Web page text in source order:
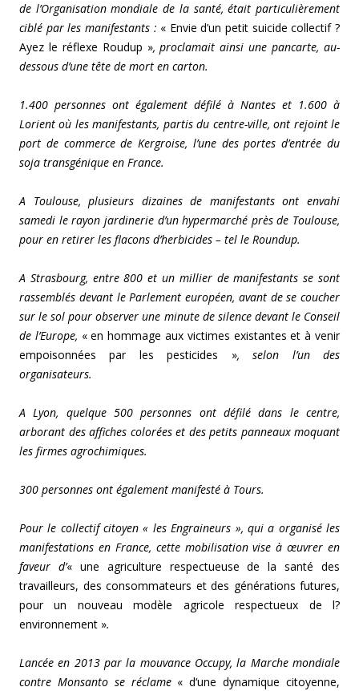
de l’Organisation mondiale de la santé, était particulièrement
ciblé par les manifestants : « Envie d’un petit suicide collectif ?
Ayez le réflexe Roudup », proclamait ainsi une pancarte, au-
dessous d’une tête de mort en carton.
1.400 personnes ont également défilé à Nantes et 1.600 à
Lorient où les manifestants, partis du centre-ville, ont rejoint le
port de commerce de Kergroise, l’une des portes d’entrée du
soja transgénique en France.
A Toulouse, plusieurs dizaines de manifestants ont envahi
samedi le rayon jardinerie d’un hypermarché près de Toulouse,
pour en retirer les flacons d’herbicides – tel le Roundup.
A Strasbourg, entre 800 et un millier de manifestants se sont
rassemblés devant le Parlement européen, avant de se coucher
sur le sol pour observer une minute de silence devant le Conseil
de l’Europe, « en hommage aux victimes existantes et à venir
empoisonnées par les pesticides », selon l’un des
organisateurs.
A Lyon, quelque 500 personnes ont défilé dans le centre,
arborant des affiches colorées et des petits panneaux moquant
les firmes agrochimiques.
300 personnes ont également manifesté à Tours.
Pour le collectif citoyen « les Engraineurs », qui a organisé les
manifestations en France, cette mobilisation vise à œuvrer en
faveur d’« une agriculture respectueuse de la santé des
travailleurs, des consommateurs et des générations futures,
pour un nouveau modèle agricole respectueux de l?
environnement ».
Lancée en 2013 par la mouvance Occupy, la Marche mondiale
contre Monsanto se réclame « d‘une dynamique citoyenne,